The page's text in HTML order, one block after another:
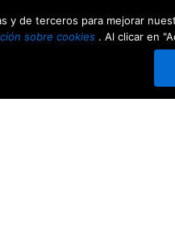
Competiciones
y de terceros para mejorar
sobre cookies. Al clicar en